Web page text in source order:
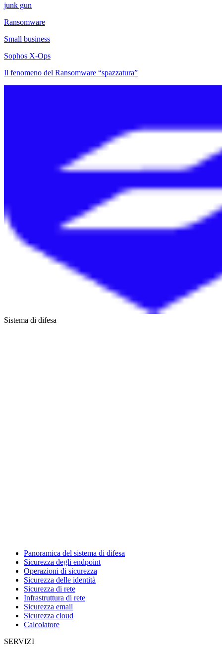
junk gun
Ransomware
Small business
Sophos X-Ops
Il fenomeno del Ransomware “spazzatura”
Sistema di difesa
Panoramica del sistema di difesa
Sicurezza degli endpoint
Operazioni di sicurezza
Sicurezza delle identità
Sicurezza di rete
Infrastruttura di rete
Sicurezza email
Sicurezza cloud
Calcolatore
SERVIZI